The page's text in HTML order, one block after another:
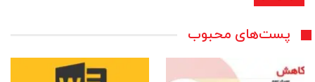
پست‌های محبوب